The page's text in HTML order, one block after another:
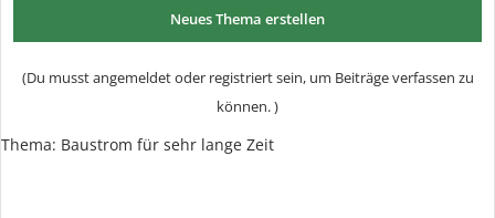
Neues Thema erstellen
(Du musst angemeldet oder registriert sein, um Beiträge verfassen zu
können. )
Thema: Baustrom für sehr lange Zeit